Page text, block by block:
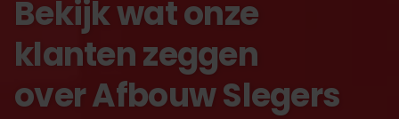
Bekijk wat onze
klanten zeggen
over Afbouw Slegers